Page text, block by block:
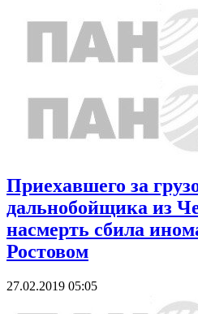
Приехавшего за
дальнобойщика из
насмерть сбила
Ростовом
27.02.2019 05:05